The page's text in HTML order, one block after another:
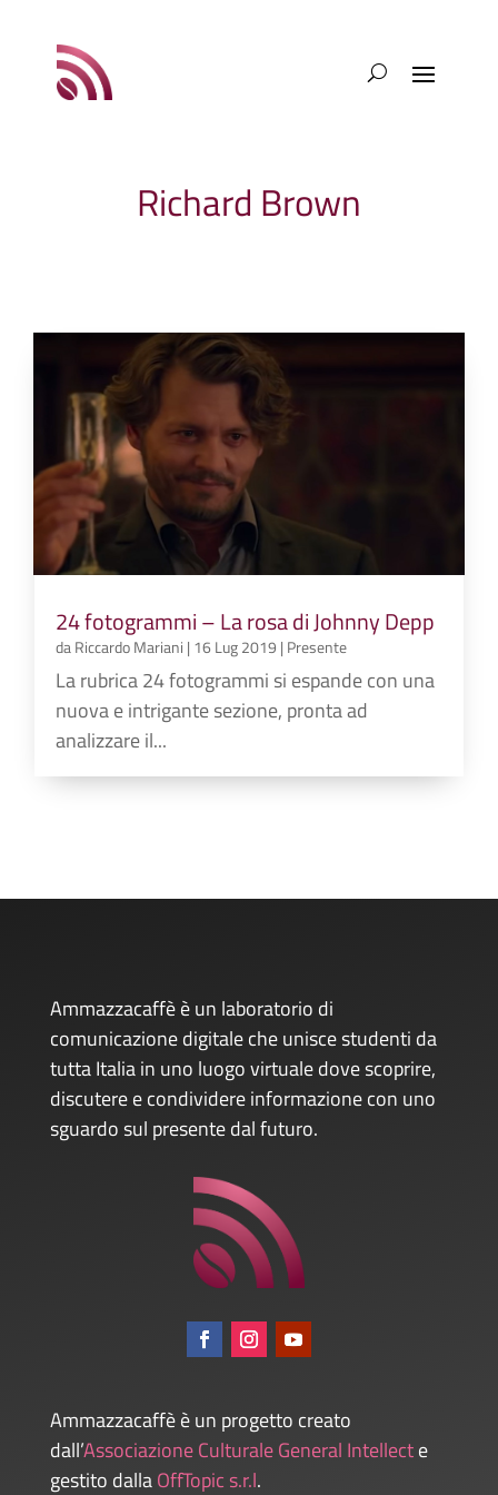
Richard Brown
24 fotogrammi – La rosa di Johnny Depp
daRiccardo Mariani | 16 Lug 2019 | Presente
La rubrica 24 fotogrammi si espande con una
nuova e intrigante sezione, pronta ad
analizzare il...
Ammazzacaffè è un laboratorio di
comunicazione digitale che unisce studenti da
tutta Italia in uno luogo virtuale dove scoprire,
discutere e condividere informazione con uno
sguardo sul presente dal futuro.
Ammazzacaffè è un progetto creato
dall’Associazione Culturale General Intellecte
gestito dallaOffTopic s.r.l.